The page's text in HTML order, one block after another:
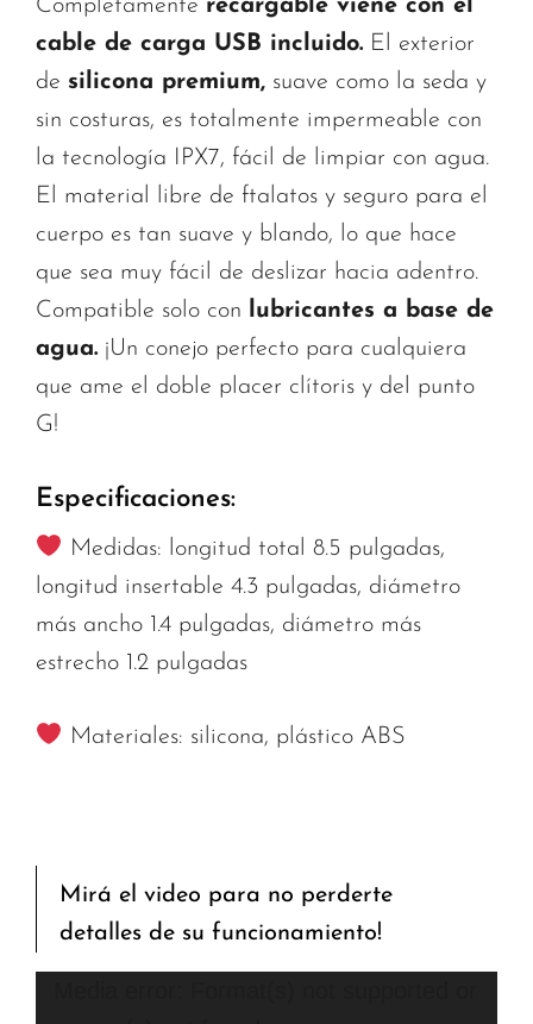
Completamente recargable viene con el
cable de carga USB incluido. El exterior
de silicona premium, suave como la seda y
sin costuras, es totalmente impermeable con
la tecnología IPX7, fácil de limpiar con agua.
El material libre de ftalatos y seguro para el
cuerpo es tan suave y blando, lo que hace
que sea muy fácil de deslizar hacia adentro.
Compatible solo con lubricantes a base de
agua. ¡Un conejo perfecto para cualquiera
que ame el doble placer clítoris y del punto
G!
Especificaciones:
Medidas: longitud total 8.5 pulgadas,
longitud insertable 4.3 pulgadas, diámetro
más ancho 1.4 pulgadas, diámetro más
estrecho 1.2 pulgadas
Materiales: silicona, plástico ABS
Mirá el video para no perderte
detalles de su funcionamiento!